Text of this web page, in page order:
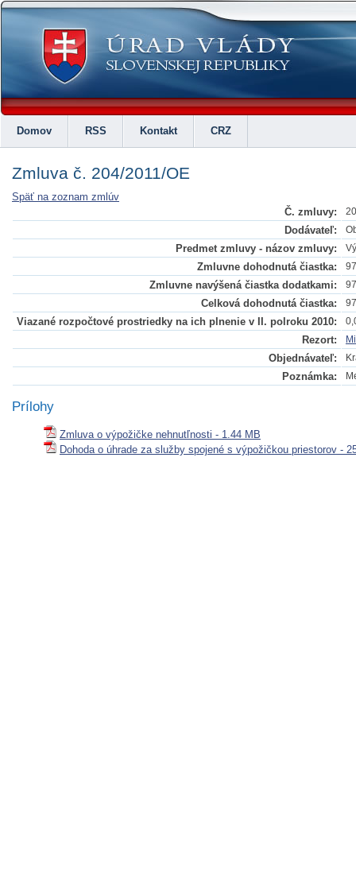
Domov RSS Kontakt CRZ
Zmluva č. 204/2011/OE
Späť na zoznam zmlúv
Č. zmluvy:
Dodávateľ:
Predmet zmluvy - názov zmluvy:
Zmluvne dohodnutá čiastka:
Zmluvne navýšená čiastka dodatkami:
Celková dohodnutá čiastka:
Viazané rozpočtové prostriedky na ich plnenie v II. polroku 2010:
Rezort:
Objednávateľ:
Poznámka:
Prílohy
Zmluva o výpožičke nehnutľnosti - 1.44 MB
Dohoda o úhrade za služby spojené s výpožičkou priestorov -